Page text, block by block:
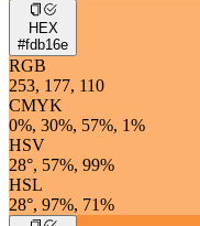
HEX
#fdb16e
RGB
253, 177, 110
CMYK
0%, 30%, 57%, 1%
HSV
28°, 57%, 99%
HSL
28°, 97%, 71%